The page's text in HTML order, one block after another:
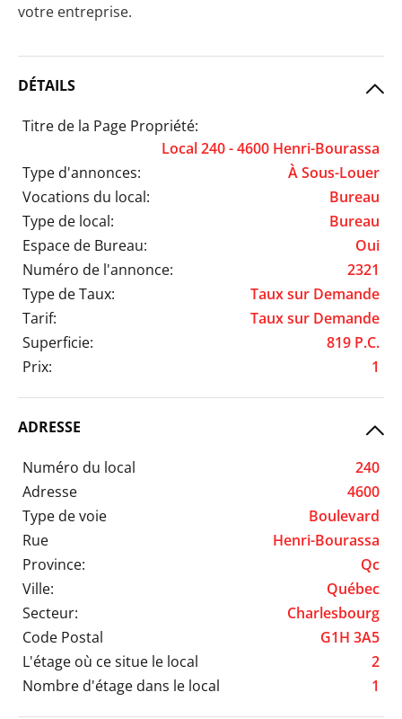
votre entreprise.
DÉTAILS
Titre de la Page Propriété:
Local 240 - 4600 Henri-Bourassa
Type d'annonces:
À Sous-Louer
Vocations du local:
Bureau
Type de local:
Bureau
Espace de Bureau:
Oui
Numéro de l'annonce:
2321
Type de Taux:
Taux sur Demande
Tarif:
Taux sur Demande
Superficie:
819 P.C.
Prix:
1
ADRESSE
Numéro du local
240
Adresse
4600
Type de voie
Boulevard
Rue
Henri-Bourassa
Province:
Qc
Ville:
Québec
Secteur:
Charlesbourg
Code Postal
G1H 3A5
L'étage où ce situe le local
2
Nombre d'étage dans le local
1